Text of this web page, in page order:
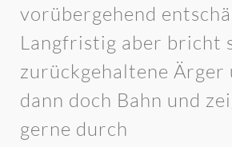
vorübergehend
Langfristig aber bricht
zurückgehaltene Ärger
dann doch Bahn und
gerne durch